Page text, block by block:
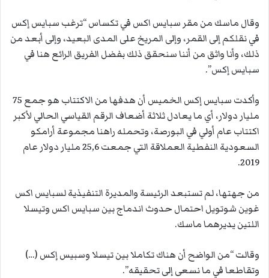
وقال ماسك من مقر سبايس اكس في تكساس “ترغب سبايس إكس
في نقلكم إلى القمر، وإلى المريخ على المدى البعيد، وإلى أبعد من
ذلك، وأنا واثق من أننا سنحقق ذلك بفضل الفريق الرائع هنا في
سبايس إكس”.
وأكدت سبايس إكس الخميس أن هدفها من الاكتتاب هو جمع 75
مليار دولار، أي ما يعادل ثلاثة أضعاف الرقم القياسي الحالي لأكبر
اكتتاب عام أولي في البورصة، وتحمله راهنا مجموعة أرامكو
السعودية النفطية العملاقة التي جمعت 25,6 مليار دولار عام
2019.
من جهتها، لم تستبعد الرئيسة والمديرة التنفيذية لسبايس اكس
غوين شوتويل احتمال حدوث اندماج بين سبايس اكس وتيسلا
اللتين يديرهما ماسك.
وقالت “من الواضح أن هناك تكاملا بين تيسلا وسبيس إكس (…)
وتقاطعا في ما نسعى إلى تحقيقه”.